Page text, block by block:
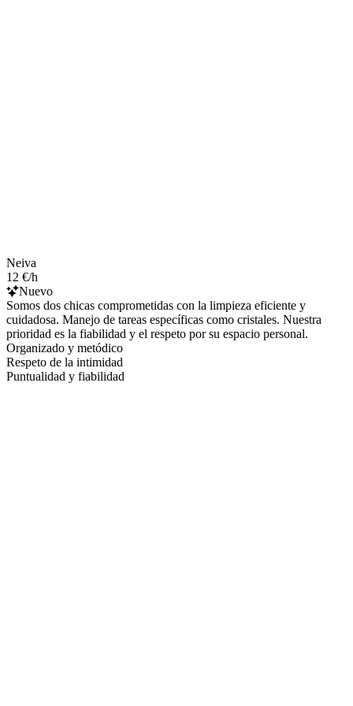
Neiva
12 €/h
Nuevo
Somos dos chicas comprometidas con la limpieza eficiente y
cuidadosa. Manejo de tareas específicas como cristales. Nuestra
prioridad es la fiabilidad y el respeto por su espacio personal.
Organizado y metódico
Respeto de la intimidad
Puntualidad y fiabilidad